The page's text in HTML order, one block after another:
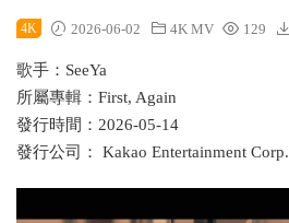
4K 2026-06-02 4K MV 129
歌手：SeeYa
所屬專輯：First, Again
發行時間：2026-05-14
發行公司： Kakao Entertainment Corp.